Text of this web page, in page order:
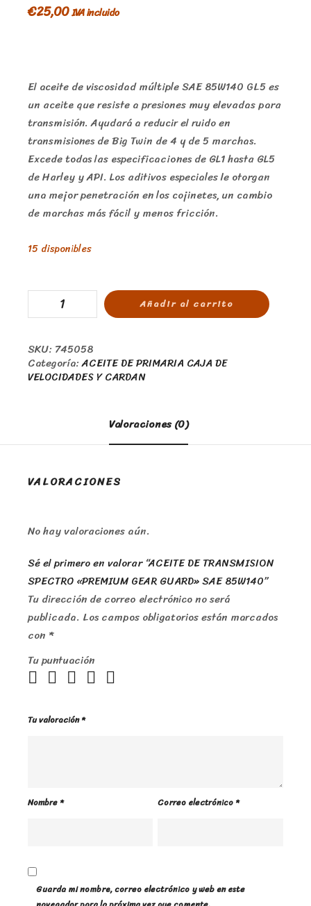
€25,00IVA incluido
El aceite de viscosidad múltiple SAE 85W140 GL5 es
un aceite que resiste a presiones muy elevadas para
transmisión. Ayudará a reducir el ruido en
transmisiones de Big Twin de 4 y de 5 marchas.
Excede todas las especificaciones de GL1 hasta GL5
de Harley y API. Los aditivos especiales le otorgan
una mejor penetración en los cojinetes, un cambio
de marchas más fácil y menos fricción.
15 disponibles
Añadir al carrito
SKU: 745058
Categoría:ACEITE DE PRIMARIA CAJA DE
VELOCIDADES Y CARDAN
Valoraciones (0)
VALORACIONES
No hay valoraciones aún.
Sé el primero en valorar “ACEITE DE TRANSMISION
SPECTRO «PREMIUM GEAR GUARD» SAE 85W140”
Tu dirección de correo electrónico no será
publicada. Los campos obligatorios están marcados
con *
Tu puntuación
Tu valoración*
Nombre* Correo electrónico*
Guarda mi nombre, correo electrónico y web en este